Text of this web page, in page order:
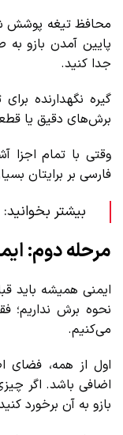
محافظ تیغه پوشش
پایین آمدن بازو به
جدا کنید.
گیره نگهدارنده
برش‌های دقیق یا
وقتی با تمام اجزا
فارسی بر برایتان
بیشتر بخوانید:
مرحله دوم:
ایمنی همیشه باید
نحوه برش نداریم؛
می‌کنیم.
اول از همه، فضای
اضافی باشد. اگر
بازو به آن برخورد